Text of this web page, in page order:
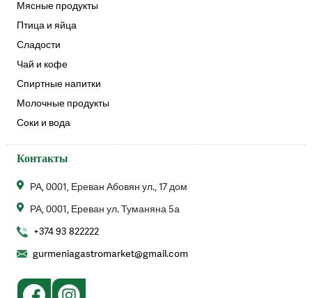
Мясные продукты
Птица и яйца
Сладости
Чай и кофе
Спиртные напитки
Молочные продукты
Соки и вода
Контакты
РА, 0001, Ереван Абовян ул., 17 дом
РА, 0001, Ереван ул. Туманяна 5а
+374 93 822222
gurmeniagastromarket@gmail.com